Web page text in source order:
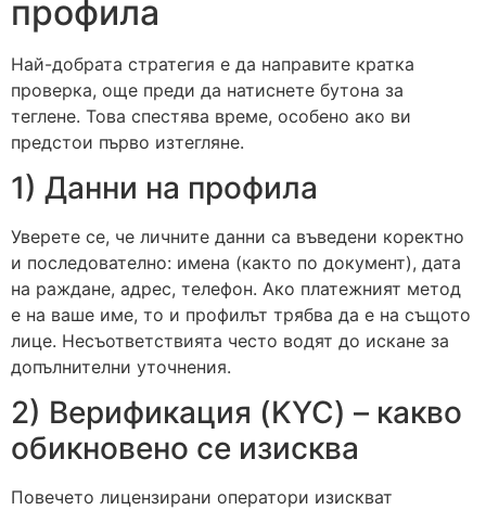
профила
Най-добрата стратегия е да направите кратка
проверка, още преди да натиснете бутона за
теглене. Това спестява време, особено ако ви
предстои първо изтегляне.
1) Данни на профила
Уверете се, че личните данни са въведени коректно
и последователно: имена (както по документ), дата
на раждане, адрес, телефон. Ако платежният метод
е на ваше име, то и профилът трябва да е на същото
лице. Несъответствията често водят до искане за
допълнителни уточнения.
2) Верификация (KYC) – какво
обикновено се изисква
Повечето лицензирани оператори изискват